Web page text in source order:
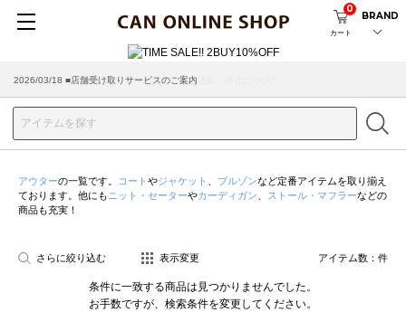
カート
0
BRAND
2026/07/29 ■【お知らせ】ヤマト運輸の配送遅延・停止について
2026/03/18 ■店舗受け取りサービスのご案内
アウターの一覧です。 コート やジャケット ブルゾンなど定番アイテムを取り揃え
ております。他にも ニット・セーターやカーディガン ストール・マフラーなどの
商品も充実！
さらに絞り込む 表示変更 アイテム数： 件
条件に一致する商品は見つかりませんでした。
お手数ですが、検索条件を変更してください。